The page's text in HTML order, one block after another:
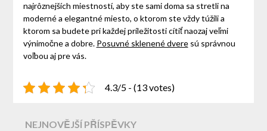
najrôznejších miestností, aby ste sami doma sa stretli na
moderné a elegantné miesto, o ktorom ste vždy túžili a
ktorom sa budete pri každej príležitosti cítiť naozaj veľmi
výnimočne a dobre. Posuvné sklenené dveresú správnou
voľbou aj pre vás.
4.3/5 - (13 votes)
NEJNOVĚJŠÍ PŘÍSPĚVKY